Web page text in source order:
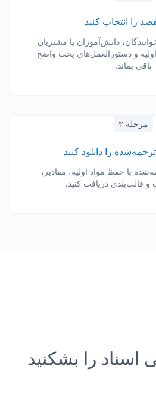
را انتخاب کنید
دانش‌آموزان یا مشتریان
اولیه و دستورالعمل‌های پخت واضح
باقی بماند.
مرحله ۳
را دانلود کنید
با حفظ مواد اولیه، مقادیر،
قالب‌بندی دریافت کنید.
اسناد را بشکنید